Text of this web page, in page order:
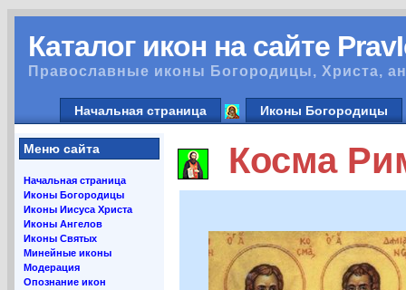
Каталог икон на сайте
Православные иконы Богородицы, Христа,
Начальная страница Иконы Богородицы
Меню сайта
Начальная страница
Иконы Богородицы
Иконы Иисуса Христа
Иконы Ангелов
Иконы Святых
Минейные иконы
Модерация
Опознание икон
Косма